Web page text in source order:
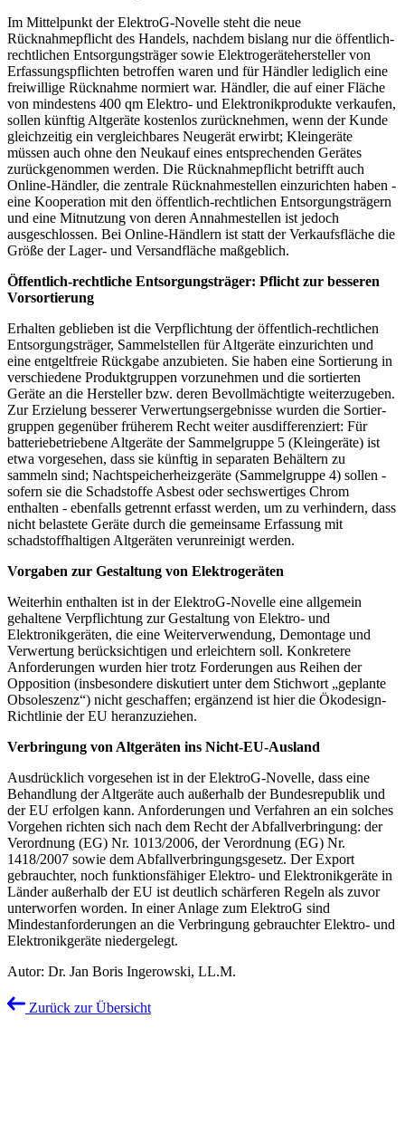
Im Mittelpunkt der ElektroG-Novelle steht die neue
Rücknahmepflicht des Handels, nachdem bislang nur die öffentlich-
rechtlichen Entsorgungsträger sowie Elektrogerätehersteller von
Erfassungspflichten betroffen waren und für Händler lediglich eine
freiwillige Rücknahme normiert war. Händler, die auf einer Fläche
von mindestens 400 qm Elektro- und Elektronik­produkte verkaufen,
sollen künftig Altgeräte kostenlos zurücknehmen, wenn der Kunde
gleichzeitig ein vergleichbares Neugerät erwirbt; Kleingeräte
müssen auch ohne den Neukauf eines entsprechenden Gerätes
zurückgenommen werden. Die Rücknahmepflicht betrifft auch
Online-Händler, die zentrale Rück­nah­me­stellen einzurichten haben -
eine Kooperation mit den öffentlich-rechtlichen Entsorgungs­trägern
und eine Mitnutzung von deren Annahme­stellen ist jedoch
ausgeschlossen. Bei Online-Händlern ist statt der Verkaufsfläche die
Größe der Lager- und Versandfläche maßgeblich.
Öffentlich-rechtliche Entsorgungsträger: Pflicht zur besseren
Vorsortierung
Erhalten geblieben ist die Verpflichtung der öffentlich-rechtlichen
Entsorgungsträger, Sammelstellen für Altgeräte einzurichten und
eine entgeltfreie Rückgabe anzubieten. Sie haben eine Sortierung in
verschiedene Produkt­gruppen vorzunehmen und die sortierten
Geräte an die Hersteller bzw. deren Bevoll­mächtigte weiterzugeben.
Zur Erzielung besserer Verwer­tungs­ergebnisse wurden die Sor­tier­
gruppen gegenüber früherem Recht weiter ausdifferenziert: Für
batteriebetriebene Alt­geräte der Sammelgruppe 5 (Kleingeräte) ist
etwa vorgesehen, dass sie künftig in separaten Behältern zu
sammeln sind; Nachtspeicher­heizgeräte (Sammelgruppe 4) sollen -
sofern sie die Schad­stoffe Asbest oder sechswertiges Chrom
enthalten - ebenfalls getrennt erfasst werden, um zu verhindern, dass
nicht belastete Geräte durch die gemeinsame Erfassung mit
schadstoffhaltigen Alt­geräten verunreinigt werden.
Vorgaben zur Gestaltung von Elektrogeräten
Weiterhin enthalten ist in der ElektroG-Novelle eine allgemein
gehaltene Verpflichtung zur Gestaltung von Elektro- und
Elektronikgeräten, die eine Weiterverwendung, Demontage und
Verwertung berücksichtigen und erleichtern soll. Konkretere
Anforderungen wurden hier trotz Forderungen aus Reihen der
Opposition (insbesondere diskutiert unter dem Stichwort „ge­plante
Obsoleszenz“) nicht geschaffen; ergänzend ist hier die Ökodesign-
Richtlinie der EU heranzuziehen.
Verbringung von Altgeräten ins Nicht-EU-Ausland
Ausdrücklich vorgesehen ist in der ElektroG-Novelle, dass eine
Behandlung der Altgeräte auch außerhalb der Bundesrepublik und
der EU erfolgen kann. Anforderungen und Verfahren an ein solches
Vorgehen richten sich nach dem Recht der Abfallverbringung: der
Verordnung (EG) Nr. 1013/2006, der Verordnung (EG) Nr.
1418/2007 sowie dem Abfall­verbringungsgesetz. Der Export
gebrauchter, noch funktionsfähiger Elektro- und Elektronikgeräte in
Länder außerhalb der EU ist deutlich schärferen Regeln als zuvor
unterworfen worden. In einer Anlage zum ElektroG sind
Mindestanforderungen an die Verbringung gebrauchter Elektro- und
Elektronikgeräte niedergelegt.
Autor: Dr. Jan Boris Ingerowski, LL.M.
Zurück zur Übersicht